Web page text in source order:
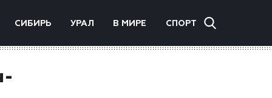
СИБИРЬ УРАЛ В МИРЕ СПОРТ